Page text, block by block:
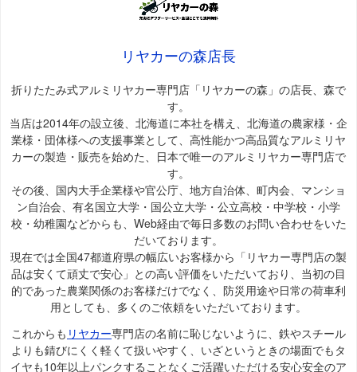
リヤカーの森店長
折りたたみ式アルミリヤカー専門店「リヤカーの森」の店長、森で
す。
当店は2014年の設立後、北海道に本社を構え、北海道の農家様・企
業様・団体様への支援事業として、高性能かつ高品質なアルミリヤ
カーの製造・販売を始めた、日本で唯一のアルミリヤカー専門店で
す。
その後、国内大手企業様や官公庁、地方自治体、町内会、マンショ
ン自治会、有名国立大学・国公立大学・公立高校・中学校・小学
校・幼稚園などからも、Web経由で毎日多数のお問い合わせをいた
だいております。
現在では全国47都道府県の幅広いお客様から「リヤカー専門店の製
品は安くて頑丈で安心」との高い評価をいただいており、当初の目
的であった農業関係のお客様だけでなく、防災用途や日常の荷車利
用としても、多くのご依頼をいただいております。
これからも リヤカー専門店の名前に恥じないように、鉄やスチール
よりも錆びにくく軽くて扱いやすく、いざというときの場面でもタ
イヤも10年以上パンクすることなくご活躍いただける安心安全のア